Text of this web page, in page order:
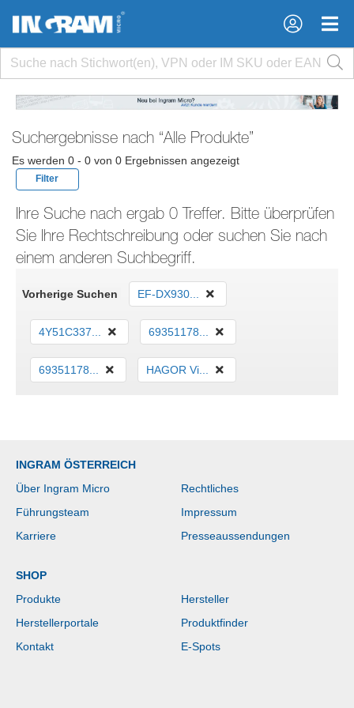
×
×
Suchergebnisse nach “Alle Produkte”
Es werden 0 - 0 von 0 Ergebnissen angezeigt
Filter
Ihre Suche nach ergab 0 Treffer. Bitte überprüfen
Sie Ihre Rechtschreibung oder suchen Sie nach
einem anderen Suchbegriff.
Vorherige Suchen EF-DX930...
4Y51C337... 69351178...
69351178... HAGOR Vi...
INGRAM ÖSTERREICH
Über Ingram Micro
Rechtliches
Führungsteam
Impressum
Karriere
Presseaussendungen
SHOP
Produkte
Hersteller
Herstellerportale
Produktfinder
Kontakt
E-Spots